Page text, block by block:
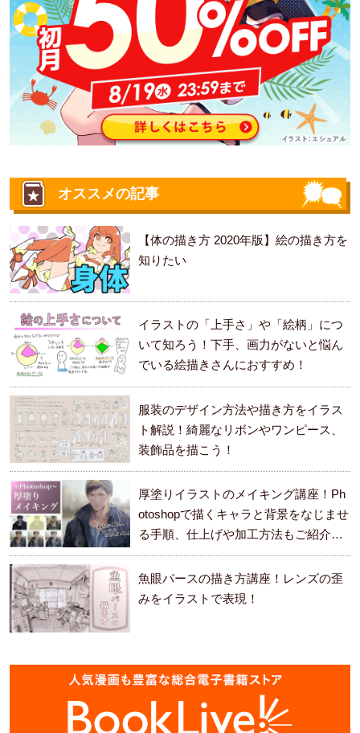
オススメの記事
【体の描き方 2020年版】絵の描き方を
知りたい
イラストの「上手さ」や「絵柄」につ
いて知ろう！下手、画力がないと悩ん
でいる絵描きさんにおすすめ！
服装のデザイン方法や描き方をイラス
ト解説！綺麗なリボンやワンピース、
装飾品を描こう！
厚塗りイラストのメイキング講座！Ph
otoshopで描くキャラと背景をなじませ
る手順、仕上げや加工方法もご紹介し
ます。
魚眼パースの描き方講座！レンズの歪
みをイラストで表現！